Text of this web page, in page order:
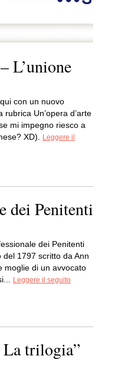
L’unione
con un nuovo
Un’opera d’arte
mi impegno riesco a
XD).
Leggere il
dei Penitenti
dei Penitenti
1797 scritto da Ann
moglie di un avvocato
Leggere il seguito
trilogia”